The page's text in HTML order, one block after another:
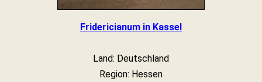
Fridericianum in Kassel
Land: Deutschland
Region: Hessen